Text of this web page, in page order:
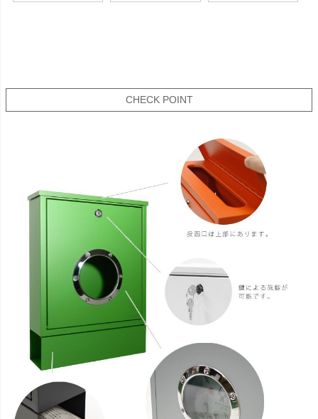
CHECK POINT